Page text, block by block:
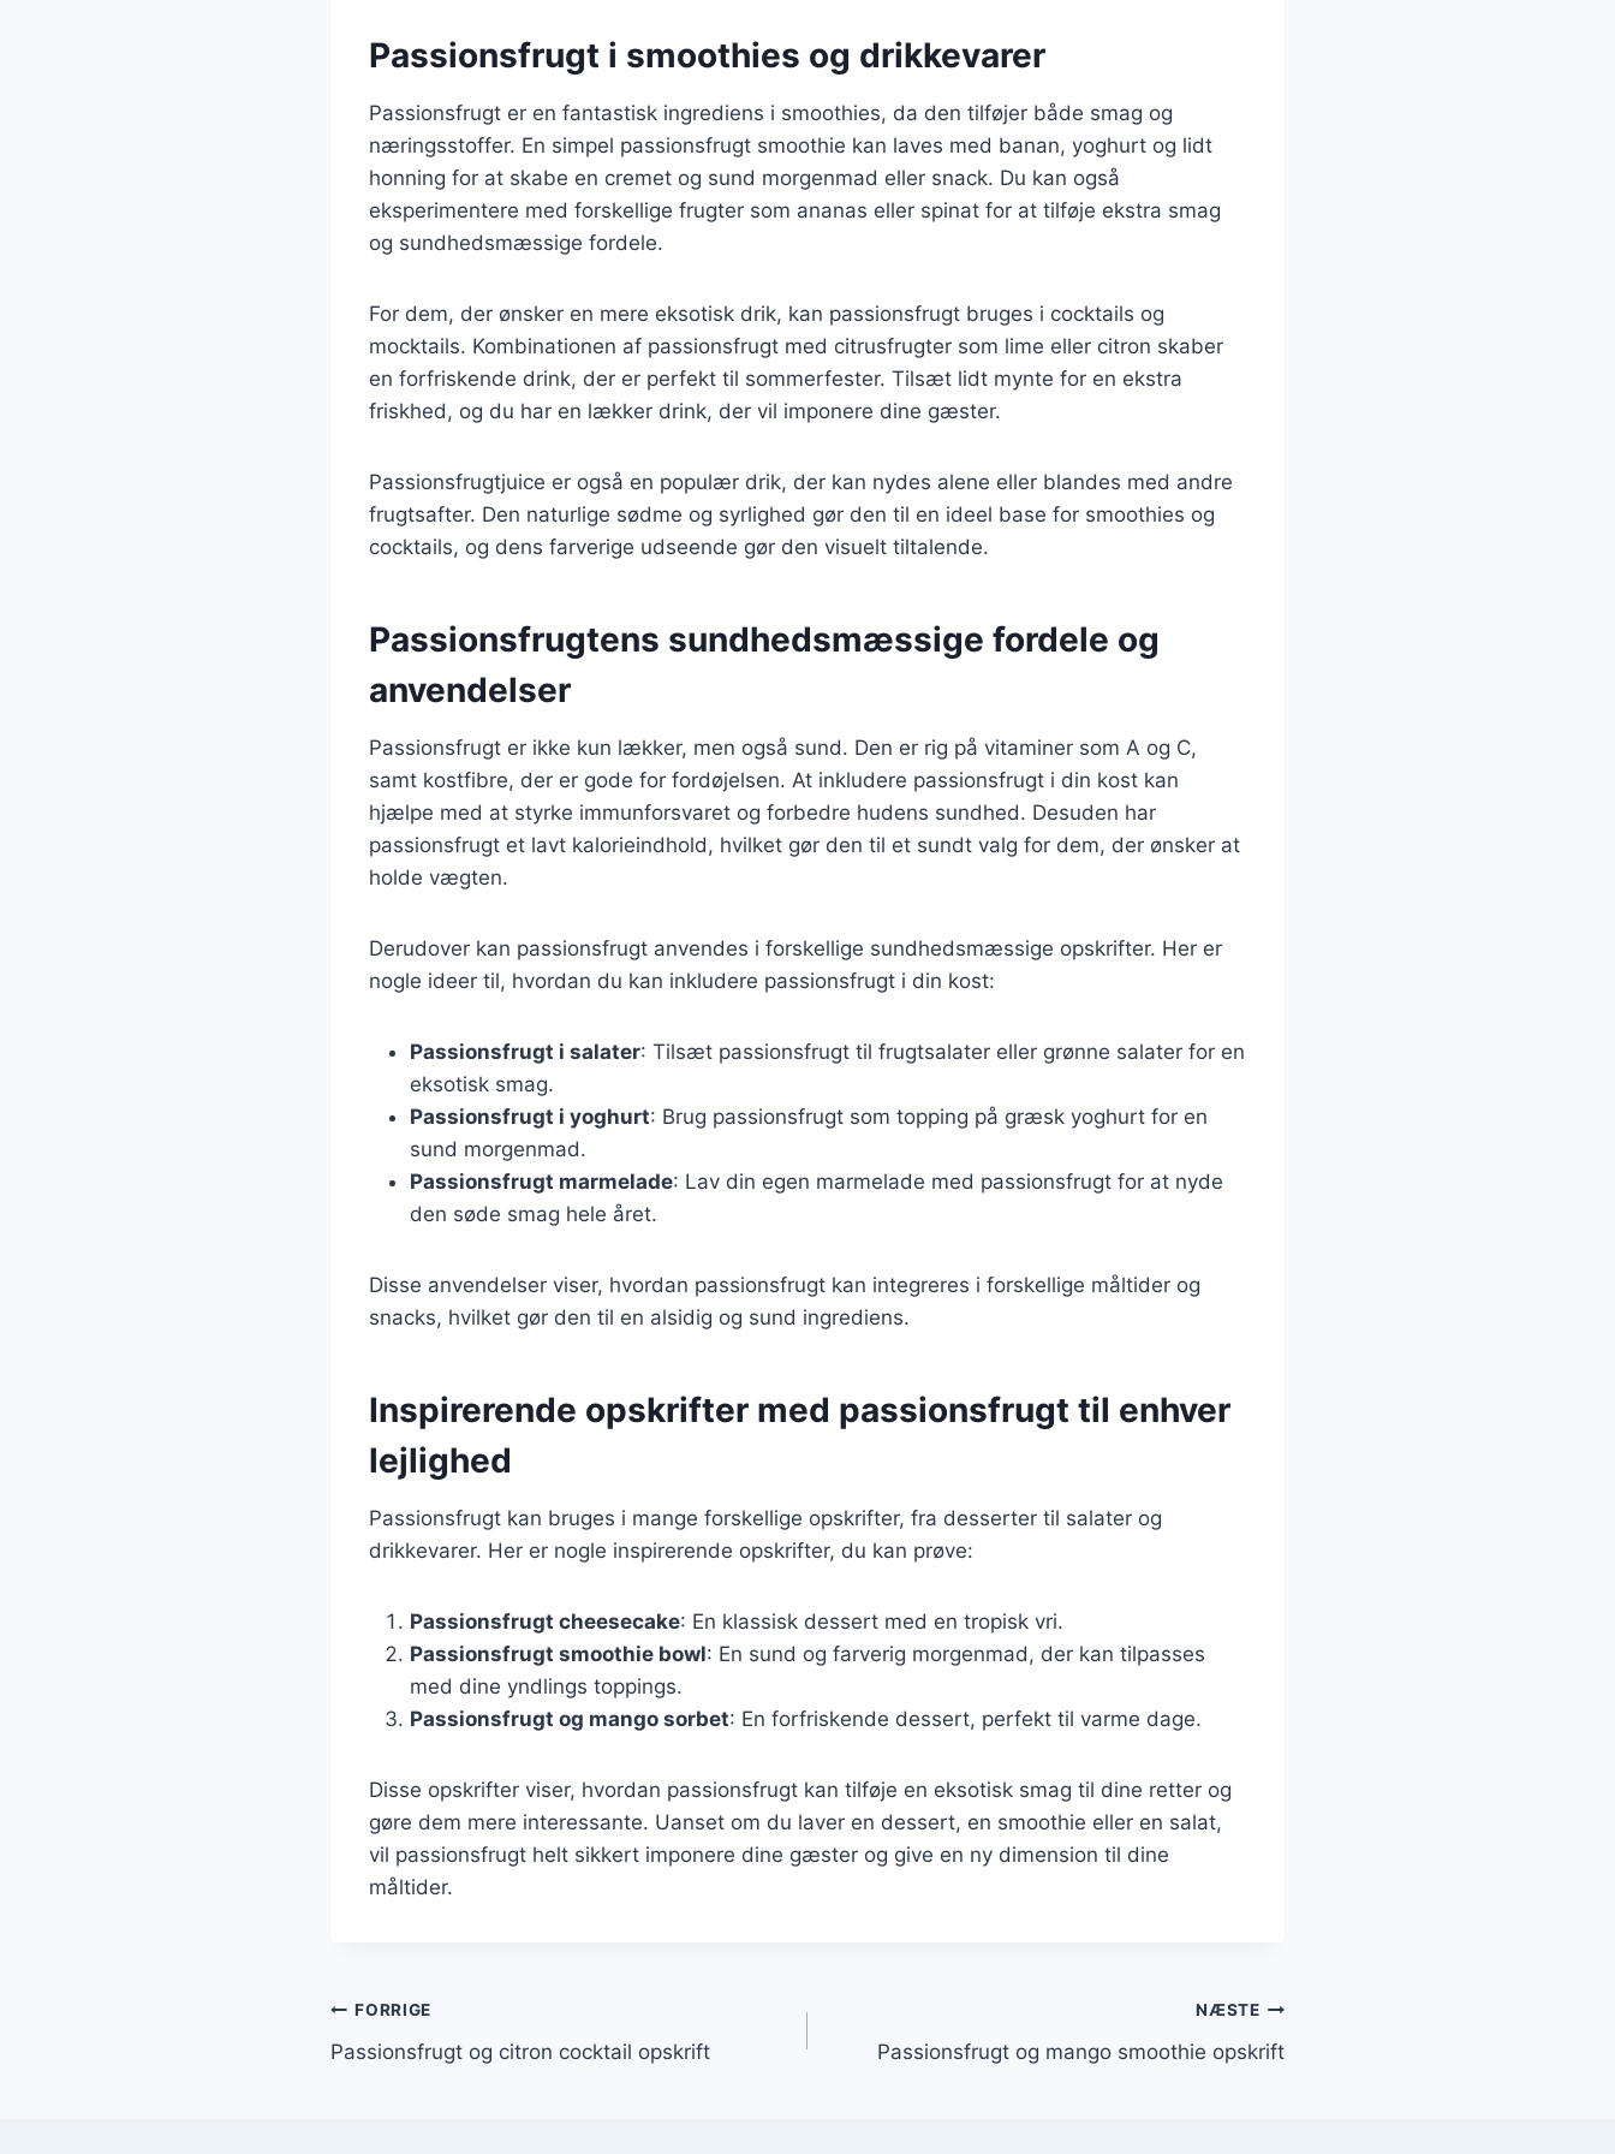
Passionsfrugt i smoothies og drikkevarer
Passionsfrugt er en fantastisk ingrediens i smoothies, da den tilføjer både smag og
næringsstoffer. En simpel passionsfrugt smoothie kan laves med banan, yoghurt og lidt
honning for at skabe en cremet og sund morgenmad eller snack. Du kan også
eksperimentere med forskellige frugter som ananas eller spinat for at tilføje ekstra smag
og sundhedsmæssige fordele.
For dem, der ønsker en mere eksotisk drik, kan passionsfrugt bruges i cocktails og
mocktails. Kombinationen af passionsfrugt med citrusfrugter som lime eller citron skaber
en forfriskende drink, der er perfekt til sommerfester. Tilsæt lidt mynte for en ekstra
friskhed, og du har en lækker drink, der vil imponere dine gæster.
Passionsfrugtjuice er også en populær drik, der kan nydes alene eller blandes med andre
frugtsafter. Den naturlige sødme og syrlighed gør den til en ideel base for smoothies og
cocktails, og dens farverige udseende gør den visuelt tiltalende.
Passionsfrugtens sundhedsmæssige fordele og
anvendelser
Passionsfrugt er ikke kun lækker, men også sund. Den er rig på vitaminer som A og C,
samt kostfibre, der er gode for fordøjelsen. At inkludere passionsfrugt i din kost kan
hjælpe med at styrke immunforsvaret og forbedre hudens sundhed. Desuden har
passionsfrugt et lavt kalorieindhold, hvilket gør den til et sundt valg for dem, der ønsker at
holde vægten.
Derudover kan passionsfrugt anvendes i forskellige sundhedsmæssige opskrifter. Her er
nogle ideer til, hvordan du kan inkludere passionsfrugt i din kost:
Passionsfrugt i salater: Tilsæt passionsfrugt til frugtsalater eller grønne salater for en
eksotisk smag.
Passionsfrugt i yoghurt: Brug passionsfrugt som topping på græsk yoghurt for en
sund morgenmad.
Passionsfrugt marmelade: Lav din egen marmelade med passionsfrugt for at nyde
den søde smag hele året.
Disse anvendelser viser, hvordan passionsfrugt kan integreres i forskellige måltider og
snacks, hvilket gør den til en alsidig og sund ingrediens.
Inspirerende opskrifter med passionsfrugt til enhver
lejlighed
Passionsfrugt kan bruges i mange forskellige opskrifter, fra desserter til salater og
drikkevarer. Her er nogle inspirerende opskrifter, du kan prøve:
Passionsfrugt cheesecake: En klassisk dessert med en tropisk vri.
Passionsfrugt smoothie bowl: En sund og farverig morgenmad, der kan tilpasses
med dine yndlings toppings.
Passionsfrugt og mango sorbet: En forfriskende dessert, perfekt til varme dage.
Disse opskrifter viser, hvordan passionsfrugt kan tilføje en eksotisk smag til dine retter og
gøre dem mere interessante. Uanset om du laver en dessert, en smoothie eller en salat,
vil passionsfrugt helt sikkert imponere dine gæster og give en ny dimension til dine
måltider.
Indlægsnavigation
FORRIGE
Passionsfrugt og citron cocktail opskrift
NÆSTE
Passionsfrugt og mango smoothie opskrift